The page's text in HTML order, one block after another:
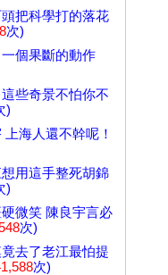
把科學打的落花
次)
個果斷的動作
些奇景不怕你不
)
海人還不幹呢！
用這手整死胡錦
)
微笑 陳良宇言必
次)
去了老江最怕提
次)